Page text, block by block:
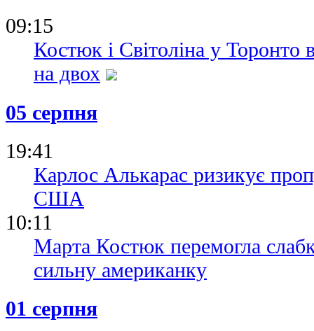
09:15
Костюк і Світоліна у Торонто
на двох
05 серпня
19:41
Карлос Алькарас ризикує
США
10:11
Марта Костюк перемогла
сильну американку
01 серпня